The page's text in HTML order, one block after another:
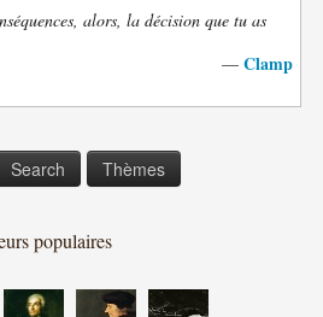
alors, la décision que tu as
— Clamp
Search Thèmes
populaires